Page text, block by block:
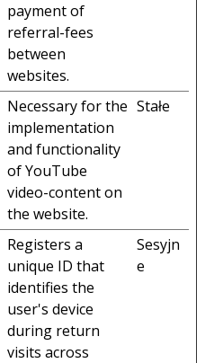
payment of
referral-fees
between
websites.
Necessary for the
implementation
and functionality
of YouTube
video-content on
the website.
Stałe
Registers a
unique ID that
identifies the
user's device
during return
visits across
Sesyjn
e